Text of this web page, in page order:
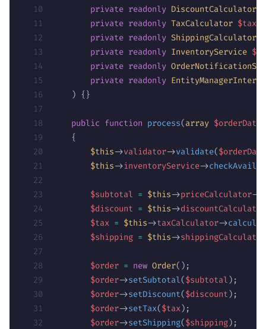
        private
readonly DiscountCalculator
        private
readonly TaxCalculator
        private
readonly ShippingCalculator
        private
readonly InventoryService
        private
readonly
        private
readonly
    ) {}
    public
function process(array $orderData
    {
        $this
->validator->validate($orderData
        $this
->inventoryService->
        $subtotal
= $this->priceCalculator->
        $discount
= $this->discountCalculator
        $tax
= $this->taxCalculator->
        $shipping
= $this->shippingCalculator
        $order
= new Order();
        $order
->setSubtotal($subtotal);
        $order
->setDiscount($discount);
        $order
->setTax($tax);
        $order
->setShipping($shipping);